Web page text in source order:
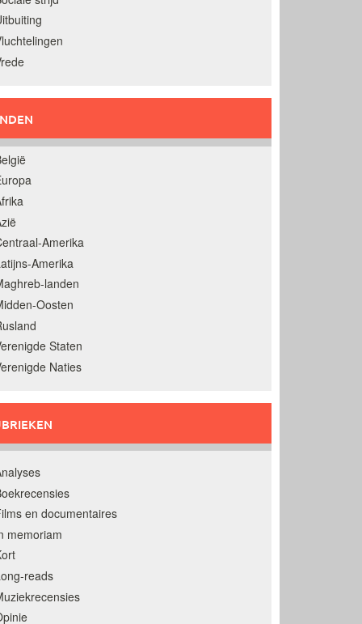
Amerika
Amerika
landen
Oosten
Staten
Naties
en documentaires
memoriam
reads